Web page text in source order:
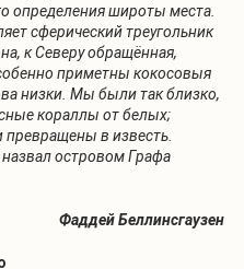
определения широты места.
сферический треугольник
к Северу обращённая,
приметны кокосовыя
низки. Мы были так близко,
кораллы от белых;
в известь.
островом Графа
Фаддей Беллинсгаузен